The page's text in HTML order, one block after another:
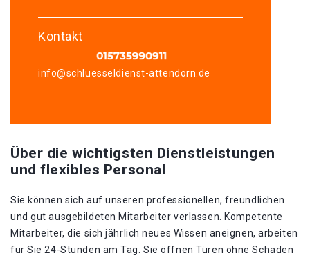
Kontakt
info@schluesseldienst-attendorn.de
Über die wichtigsten Dienstleistungen
und flexibles Personal
Sie können sich auf unseren professionellen, freundlichen
und gut ausgebildeten Mitarbeiter verlassen. Kompetente
Mitarbeiter, die sich jährlich neues Wissen aneignen, arbeiten
für Sie 24-Stunden am Tag. Sie öffnen Türen ohne Schaden